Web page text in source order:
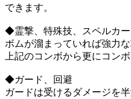
できます。
◆霊撃、特殊技、スペルカー
ボムが溜まっていれば強力な
上記のコンボから更にコン
◆ガード、回避
ガードは受けるダメージを